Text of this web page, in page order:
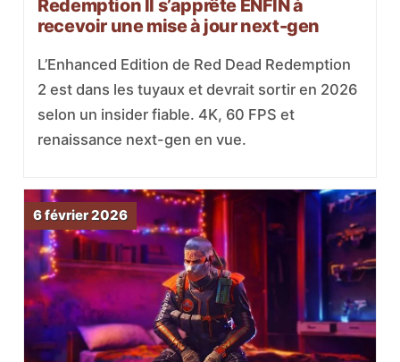
Redemption II s’apprête ENFIN à
recevoir une mise à jour next-gen
L’Enhanced Edition de Red Dead Redemption
2 est dans les tuyaux et devrait sortir en 2026
selon un insider fiable. 4K, 60 FPS et
renaissance next-gen en vue.
6 février 2026